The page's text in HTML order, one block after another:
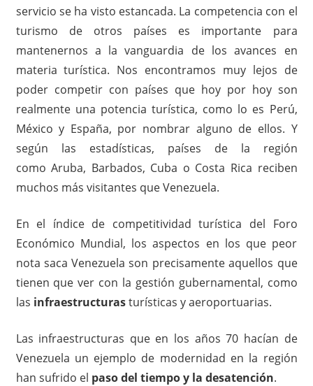
servicio se ha visto estancada. La competencia con el
turismo de otros países es importante para
mantenernos a la vanguardia de los avances en
materia turística. Nos encontramos muy lejos de
poder competir con países que hoy por hoy son
realmente una potencia turística, como lo es Perú,
México y España, por nombrar alguno de ellos. Y
según las estadísticas, países de la región
como Aruba, Barbados, Cuba o Costa Rica reciben
muchos más visitantes que Venezuela.
En el índice de competitividad turística del Foro
Económico Mundial, los aspectos en los que peor
nota saca Venezuela son precisamente aquellos que
tienen que ver con la gestión gubernamental, como
las infraestructurasturísticas y aeroportuarias.
Las infraestructuras que en los años 70 hacían de
Venezuela un ejemplo de modernidad en la región
han sufrido el paso del tiempo y la desatención.